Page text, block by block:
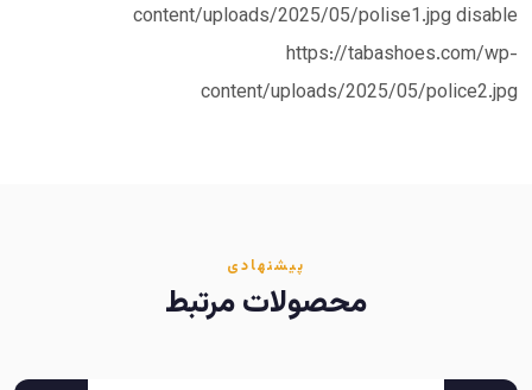
content/uploads/2025/05/polise1.jpg disable
https://tabashoes.com/wp-
content/uploads/2025/05/police2.jpg
پیشنهادی
محصولات مرتبط